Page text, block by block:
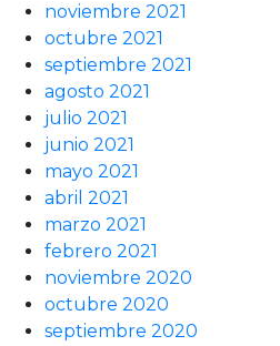
noviembre 2021
octubre 2021
septiembre 2021
agosto 2021
julio 2021
junio 2021
mayo 2021
abril 2021
marzo 2021
febrero 2021
noviembre 2020
octubre 2020
septiembre 2020